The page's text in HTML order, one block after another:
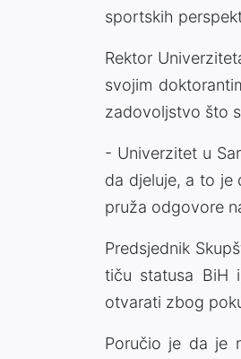
sportskih
Rektor
svojim
zadovoljstvo što
- Univerzitet u
da djeluje, a to je
pruža odgovore
Predsjednik
tiču statusa BiH
otvarati zbog
Poručio je da je